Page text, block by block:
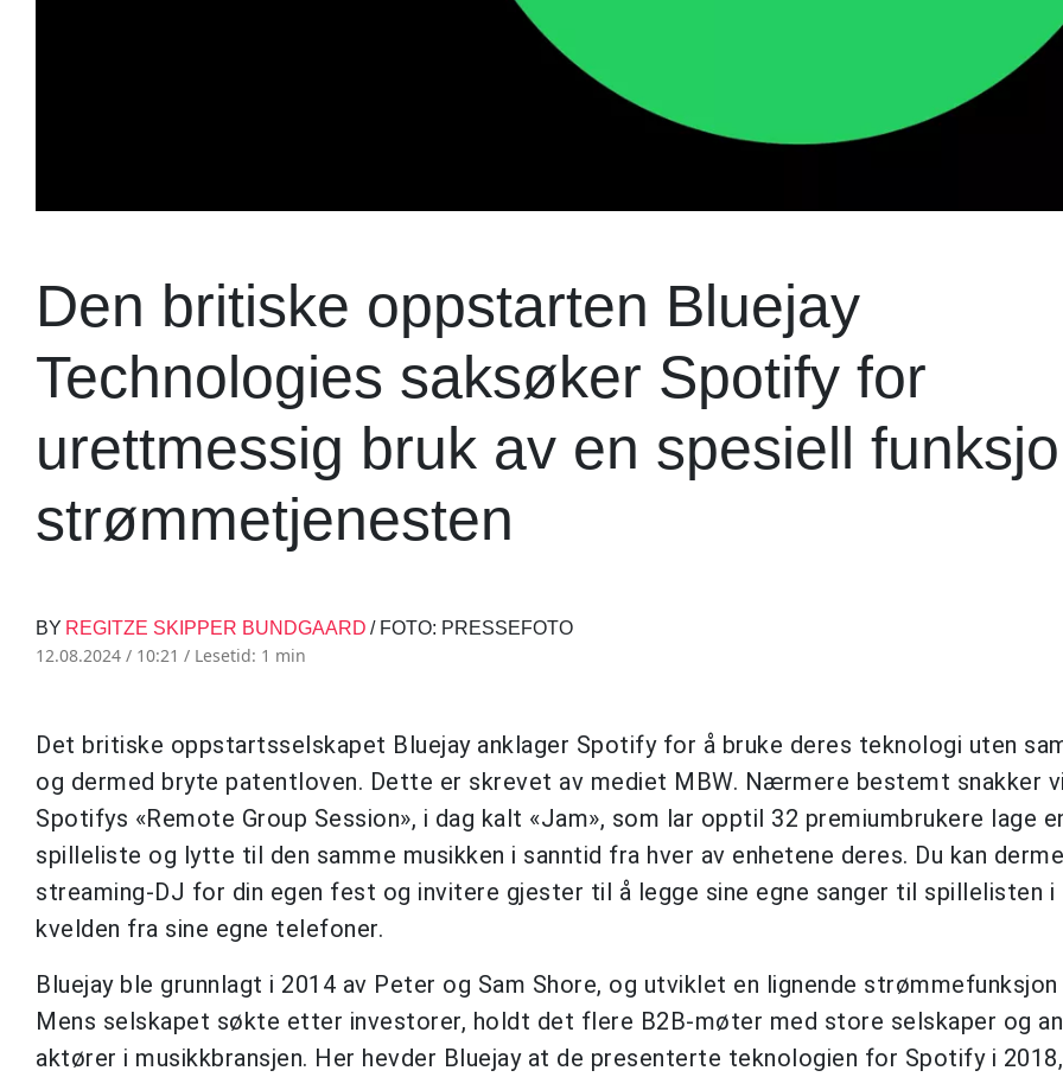
Den britiske oppstarten Bluejay
Technologies saksøker Spotify for
urettmessig bruk av en spesiell
strømmetjenesten
BY REGITZE SKIPPER BUNDGAARD / FOTO: PRESSEFOTO
12.08.2024 / 10:21 / Lesetid: 1 min
Det britiske oppstartsselskapet Bluejay anklager Spotify for å bruke deres teknologi uten
og dermed bryte patentloven. Dette er skrevet av mediet MBW. Nærmere bestemt snakker
Spotifys «Remote Group Session», i dag kalt «Jam», som lar opptil 32 premiumbrukere lage
spilleliste og lytte til den samme musikken i sanntid fra hver av enhetene deres. Du kan
streaming-DJ for din egen fest og invitere gjester til å legge sine egne sanger til spillelisten
kvelden fra sine egne telefoner.
Bluejay ble grunnlagt i 2014 av Peter og Sam Shore, og utviklet en lignende strømmefunksjon
Mens selskapet søkte etter investorer, holdt det flere B2B-møter med store selskaper og
aktører i musikkbransjen. Her hevder Bluejay at de presenterte teknologien for Spotify i